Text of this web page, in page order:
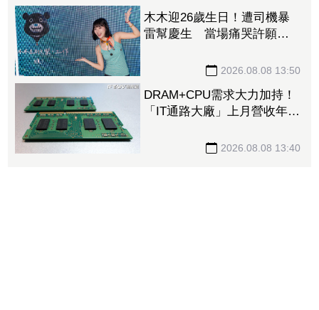
木木迎26歲生日！遭司機暴
雷幫慶生 當場痛哭許願
2026.08.08 13:50
DRAM+CPU需求大力加持！
「IT通路大廠」上月營收年增
2026.08.08 13:40